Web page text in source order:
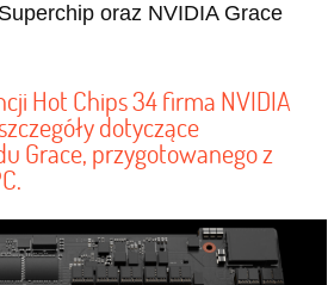
oraz NVIDIA Grace
Hot Chips 34 firma NVIDIA
dotyczące
Grace, przygotowanego z